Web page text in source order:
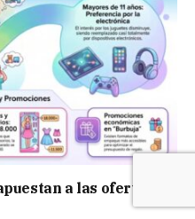
a las ofertas